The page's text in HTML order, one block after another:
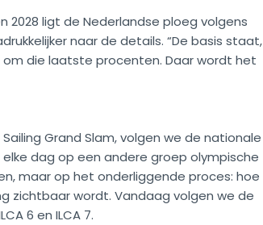
2028 ligt de Nederlandse ploeg volgens
naar de details. “De basis staat,
die laatste procenten. Daar wordt het
Grand Slam, volgen we de nationale
dag op een andere groep olympische
maar op het onderliggende proces: hoe
zichtbaar wordt. Vandaag volgen we de
6 en ILCA 7.